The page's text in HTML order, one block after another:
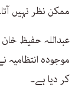
ممکن نظر نہیں
عبداللہ حفیظ
کر دیا ہے۔